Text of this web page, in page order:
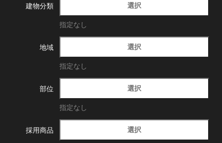
建物分類 選択
指定なし
地域 選択
指定なし
部位 選択
指定なし
採用商品 選択